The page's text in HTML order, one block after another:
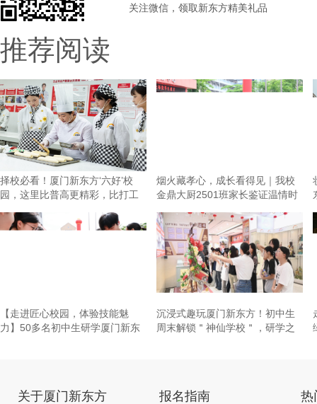
关注微信，领取新东方精美礼品
推荐阅读
择校必看！厦门新东方‘六好’校
园，这里比普高更精彩，比打工
烟火藏孝心，成长看得见｜我校
金鼎大厨2501班家长鉴证温情时
【走进匠心校园，体验技能魅
力】50多名初中生研学厦门新东
沉浸式趣玩厦门新东方！初中生
周末解锁＂神仙学校＂，研学之
关于厦门新东方 报名指南 热